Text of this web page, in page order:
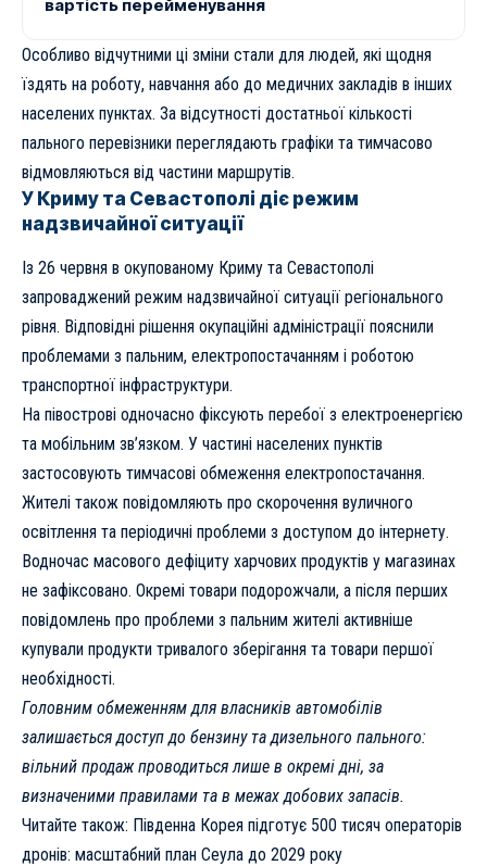
вартість перейменування
Особливо відчутними ці зміни стали для людей, які щодня
їздять на роботу, навчання або до медичних закладів в інших
населених пунктах. За відсутності достатньої кількості
пального перевізники переглядають графіки та тимчасово
відмовляються від частини маршрутів.
У Криму та Севастополі діє режим
надзвичайної ситуації
Із 26 червня в окупованому Криму та Севастополі
запроваджений режим надзвичайної ситуації регіонального
рівня. Відповідні рішення окупаційні адміністрації пояснили
проблемами з пальним, електропостачанням і роботою
транспортної інфраструктури.
На півострові одночасно фіксують перебої з електроенергією
та мобільним зв’язком. У частині населених пунктів
застосовують тимчасові обмеження електропостачання.
Жителі також повідомляють про скорочення вуличного
освітлення та періодичні проблеми з доступом до інтернету.
Водночас масового дефіциту харчових продуктів у магазинах
не зафіксовано. Окремі товари подорожчали, а після перших
повідомлень про проблеми з пальним жителі активніше
купували продукти тривалого зберігання та товари першої
необхідності.
Головним обмеженням для власників автомобілів
залишається доступ до бензину та дизельного пального:
вільний продаж проводиться лише в окремі дні, за
визначеними правилами та в межах добових запасів.
Читайте також: Південна Корея підготує 500 тисяч операторів
дронів: масштабний план Сеула до 2029 року